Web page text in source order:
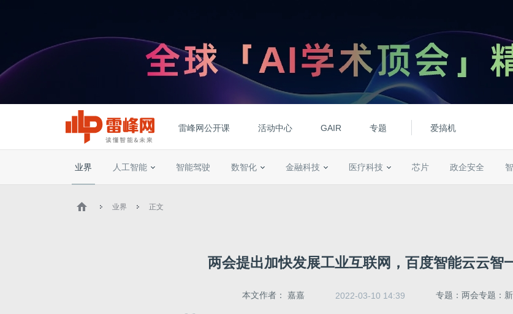
雷峰网公开课 活动中心 GAIR 专题 爱搞机
业界 人工智能 智能驾驶 数智化 金融科技 医疗科技 芯片 政企安全
业界 正文
两会提出加快发展工业互联网，百度智能云云智
本文作者： 嘉嘉 2022-03-10 14:39 专题：两会专题：